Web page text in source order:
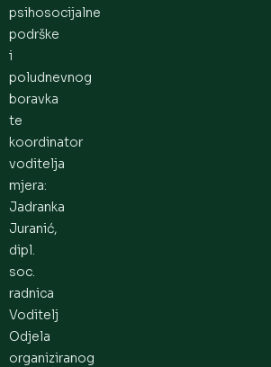
psihosocijalne
podrške
i
poludnevnog
boravka
te
koordinator
voditelja
mjera:
Jadranka
Juranić,
dipl.
soc.
radnica
Voditelj
Odjela
organiziranog